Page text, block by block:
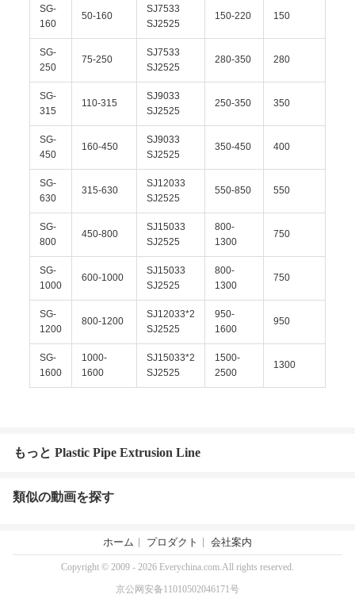
SG-
160
50-160
SJ7533
SJ2525
150-220 150
SG-
250
75-250
SJ7533
SJ2525
280-350 280
SG-
315
110-315
SJ9033
SJ2525
250-350 350
SG-
450
160-450
SJ9033
SJ2525
350-450 400
SG-
630
315-630
SJ12033
SJ2525
550-850 550
SG-
800
450-800
SJ15033
SJ2525
800-
1300
750
SG-
1000
600-1000
SJ15033
SJ2525
800-
1300
750
SG-
1200
800-1200
SJ12033*2
SJ2525
950-
1600
950
SG-
1600
1000-
1600
SJ15033*2
SJ2525
1500-
2500
1300
もっと Plastic Pipe Extrusion Line
類似の動画を探す
ホーム プロダクト 会社案内
Copyright © 2009 - 2026 Everychina.com.All rights reserved.
京公网安备11010502046171号